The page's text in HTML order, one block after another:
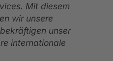
Mit diesem
wir unsere
unser
internationale